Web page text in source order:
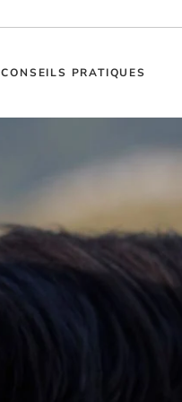
CONSEILS PRATIQUES